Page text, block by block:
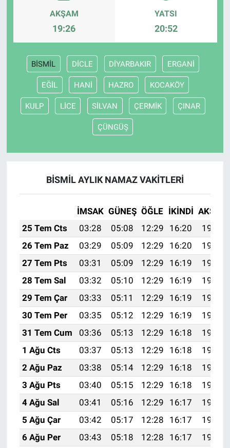
AKŞAM
19:26
YATSI
20:52
BİSMİL DİCLE DİYARBAKIR ERGANİ
EĞİL HANİ HAZRO KOCAKÖY
KULP LİCE SİLVAN ÇERMİK ÇINAR
ÇÜNGÜŞ
BİSMİL AYLIK NAMAZ VAKITLERI
İMSAK GÜNEŞ ÖĞLE İKINDI AKŞAM
25 Tem Cts
03:28 05:08 12:29 16:20
19:40
26 Tem Paz
03:29 05:09 12:29 16:20
19:39
27 Tem Pts
03:31 05:09 12:29 16:19
19:39
28 Tem Sal
03:32 05:10 12:29 16:19
19:38
29 Tem Çar
03:33 05:11 12:29 16:19
19:37
30 Tem Per
03:35 05:12 12:29 16:19
19:36
31 Tem Cum
03:36 05:13 12:29 16:18
19:35
1 Ağu Cts
03:37 05:13 12:29 16:18
19:34
2 Ağu Paz
03:38 05:14 12:29 16:18
19:33
3 Ağu Pts
03:40 05:15 12:29 16:18
19:32
4 Ağu Sal
03:41 05:16 12:29 16:17
19:31
5 Ağu Çar
03:42 05:17 12:28 16:17
19:30
6 Ağu Per
03:43 05:18 12:28 16:17
19:29